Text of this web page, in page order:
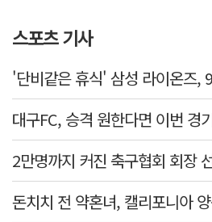
스포츠 기사
대구FC, 승격 원한다면 이번 경